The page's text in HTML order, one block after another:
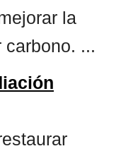
la
...